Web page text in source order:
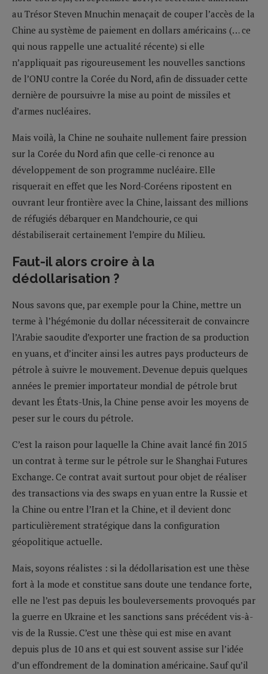
au Trésor Steven Mnuchin menaçait de couper l’accès de la
Chine au système de paiement en dollars américains (… ce
qui nous rappelle une actualité récente) si elle
n’appliquait pas rigoureusement les nouvelles sanctions
de l’ONU contre la Corée du Nord, afin de dissuader cette
dernière de poursuivre la mise au point de missiles et
d’armes nucléaires.
Mais voilà, la Chine ne souhaite nullement faire pression
sur la Corée du Nord afin que celle-ci renonce au
développement de son programme nucléaire. Elle
risquerait en effet que les Nord-Coréens ripostent en
ouvrant leur frontière avec la Chine, laissant des millions
de réfugiés débarquer en Mandchourie, ce qui
déstabiliserait certainement l’empire du Milieu.
Faut-il alors croire à la
dédollarisation ?
Nous savons que, par exemple pour la Chine, mettre un
terme à l’hégémonie du dollar nécessiterait de convaincre
l’Arabie saoudite d’exporter une fraction de sa production
en yuans, et d’inciter ainsi les autres pays producteurs de
pétrole à suivre le mouvement. Devenue depuis quelques
années le premier importateur mondial de pétrole brut
devant les États-Unis, la Chine pense avoir les moyens de
peser sur le cours du pétrole.
C’est la raison pour laquelle la Chine avait lancé fin 2015
un contrat à terme sur le pétrole sur le Shanghai Futures
Exchange. Ce contrat avait surtout pour objet de réaliser
des transactions via des swaps en yuan entre la Russie et
la Chine ou entre l’Iran et la Chine, et il devient donc
particulièrement stratégique dans la configuration
géopolitique actuelle.
Mais, soyons réalistes : si la dédollarisation est une thèse
fort à la mode et constitue sans doute une tendance forte,
elle ne l’est pas depuis les bouleversements provoqués par
la guerre en Ukraine et les sanctions sans précédent vis-à-
vis de la Russie. C’est une thèse qui est mise en avant
depuis plus de 10 ans et qui est souvent assise sur l’idée
d’un effondrement de la domination américaine. Sauf qu’il